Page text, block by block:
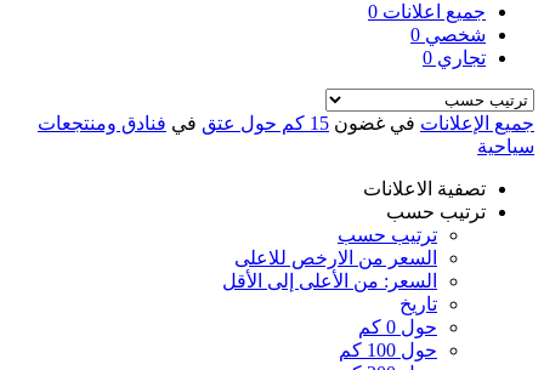
جميع اعلانات 0
شخصي 0
تجاري 0
جميع الإعلانات في غضون 15 كم حول عتق في فنادق ومنتجعات
سياحية
تصفية الاعلانات
ترتيب حسب
ترتيب حسب
السعر من الارخص للاعلى
السعر: من الأعلى إلى الأقل
تاريخ
حول 0 كم
حول 100 كم